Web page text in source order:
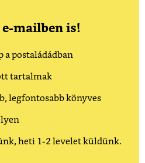
mailben is!
a postaládádban
tartalmak
legfontosabb könyves
heti 1-2 levelet küldünk.